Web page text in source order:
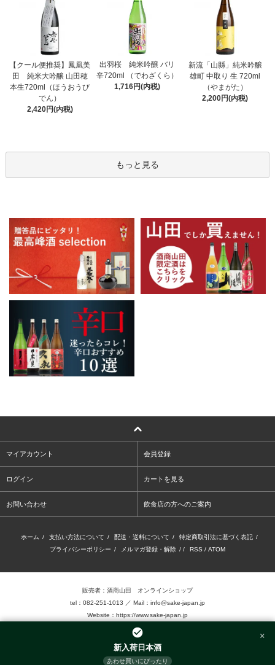
×
新入荷日本酒
あわせ買いにぴったり
【クール便推奨】鳳凰美
田 純米大吟醸 山田穂
本生720ml（ほうおうび
でん）
2,420円(内税)
出羽桜 純米吟醸 バリ
辛720ml （でわざくら）
1,716円(内税)
新流「山縣」純米吟醸
雄町 中取り 生 720ml
（やまがた）
2,200円(内税)
もっと見る
マイアカウント 会員登録
ログイン カートを見る
お問い合わせ 飲食店の方へのご案内
ホーム / 支払い方法について / 配送・送料について / 特定商取引法に基づく表記 /
プライバシーポリシー / メルマガ登録・解除 / / RSS / ATOM
販売者：酒商山田 オンラインショップ
tel：082-251-1013 ／ Mail：info@sake-japan.jp
Website： https://www.sake-japan.jp
未成年者の飲酒は、法律で禁じられています。
当店では、20歳以上の年齢であることを確認 できない場合、お酒を販売致しません。